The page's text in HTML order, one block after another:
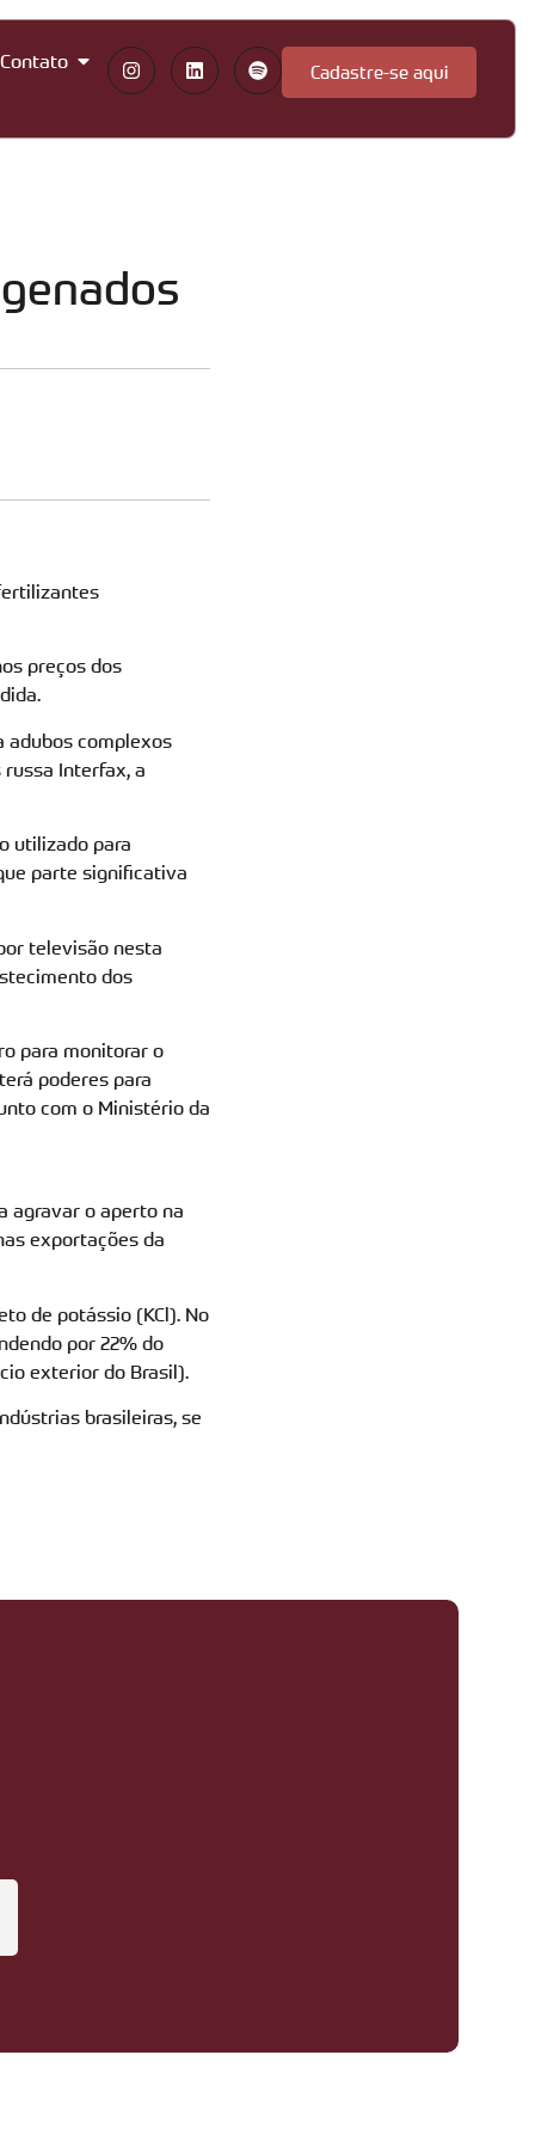
Contato Cadastre-se aqui
preços dos
adubos complexos
Interfax, a
utilizado para
parte significativa
televisão nesta
dos
para monitorar o
poderes para
com o Ministério da
agravar o aperto na
exportações da
de potássio (KCl). No
por 22% do
exterior do Brasil).
brasileiras, se